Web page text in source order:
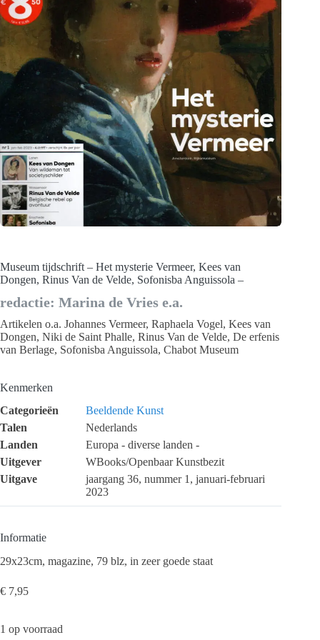
Museum tijdschrift – Het mysterie Vermeer, Kees van
Dongen, Rinus Van de Velde, Sofonisba Anguissola –
redactie: Marina de Vries e.a.
Artikelen o.a. Johannes Vermeer, Raphaela Vogel, Kees van
Dongen, Niki de Saint Phalle, Rinus Van de Velde, De erfenis
van Berlage, Sofonisba Anguissola, Chabot Museum
Kenmerken
Categorieën
Beeldende Kunst
Talen
Nederlands
Landen
Europa - diverse landen -
Uitgever
WBooks/Openbaar Kunstbezit
Uitgave
jaargang 36, nummer 1, januari-februari
2023
Informatie
29x23cm, magazine, 79 blz, in zeer goede staat
€ 7,95
1 op voorraad